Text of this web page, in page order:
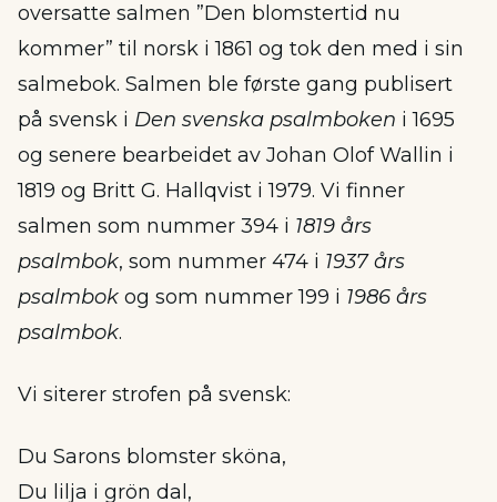
oversatte salmen ”Den blomstertid nu
kommer” til norsk i 1861 og tok den med i sin
salmebok. Salmen ble første gang publisert
på svensk i Den svenska psalmboken i 1695
og senere bearbeidet av Johan Olof Wallin i
1819 og Britt G. Hallqvist i 1979. Vi finner
salmen som nummer 394 i 1819 års
psalmbok, som nummer 474 i 1937 års
psalmbok og som nummer 199 i 1986 års
psalmbok.
Vi siterer strofen på svensk:
Du Sarons blomster sköna,
Du lilja i grön dal,